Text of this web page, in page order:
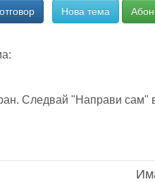
Нова тема
Следвай "Направи сам"